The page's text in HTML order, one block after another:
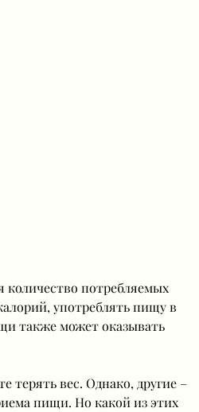
употреблять пищу в
также может оказывать
терять вес. Однако, другие –
пищи. Но какой из этих